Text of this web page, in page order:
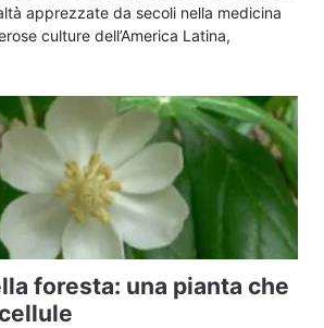
apprezzate da secoli nella medicina
culture dell’America Latina,
foresta: una pianta che